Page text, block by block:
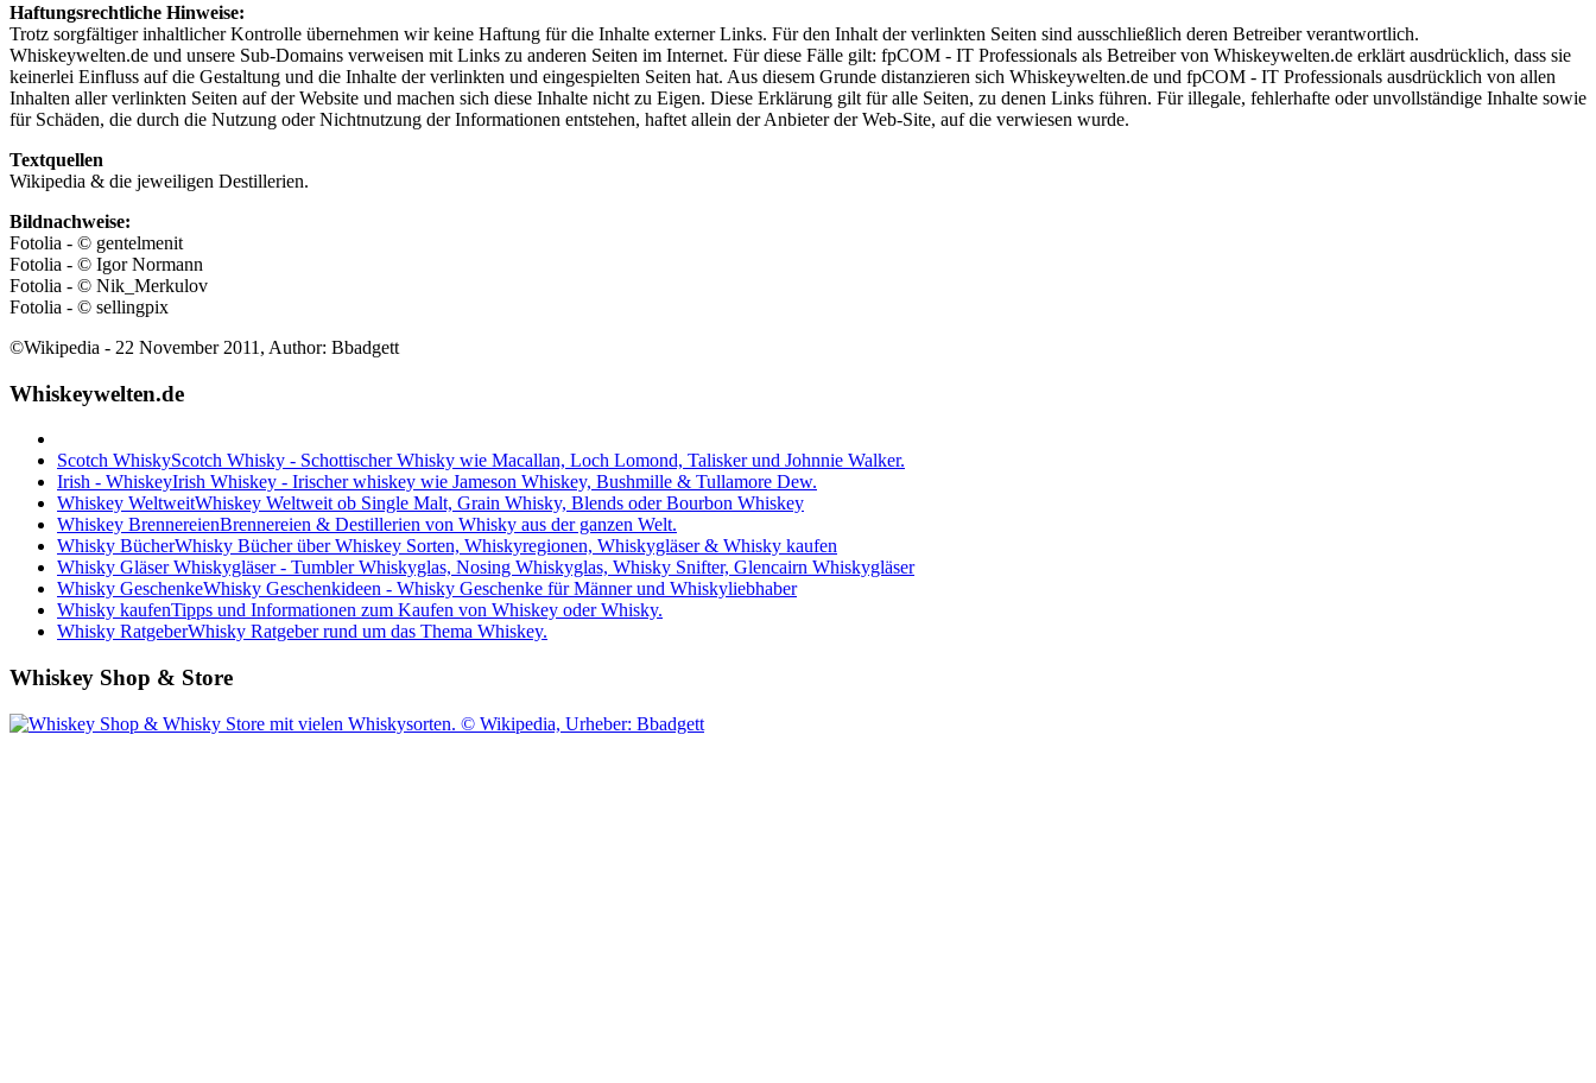
Haftungsrechtliche Hinweise:
Trotz sorgfältiger inhaltlicher Kontrolle übernehmen wir keine Haftung für die Inhalte externer Links. Für den Inhalt der verlinkten Seiten sind ausschließlich deren Betreiber verantwortlich.
Whiskeywelten.de und unsere Sub-Domains verweisen mit Links zu anderen Seiten im Internet. Für diese Fälle gilt: fpCOM - IT Professionals als Betreiber von Whiskeywelten.de erklärt ausdrücklich, dass sie
keinerlei Einfluss auf die Gestaltung und die Inhalte der verlinkten und eingespielten Seiten hat. Aus diesem Grunde distanzieren sich Whiskeywelten.de und fpCOM - IT Professionals ausdrücklich von allen
Inhalten aller verlinkten Seiten auf der Website und machen sich diese Inhalte nicht zu Eigen. Diese Erklärung gilt für alle Seiten, zu denen Links führen. Für illegale, fehlerhafte oder unvollständige Inhalte sowie
für Schäden, die durch die Nutzung oder Nichtnutzung der Informationen entstehen, haftet allein der Anbieter der Web-Site, auf die verwiesen wurde.
Textquellen
Wikipedia & die jeweiligen Destillerien.
Bildnachweise:
Fotolia - © gentelmenit
Fotolia - © Igor Normann
Fotolia - © Nik_Merkulov
Fotolia - © sellingpix
©Wikipedia - 22 November 2011, Author: Bbadgett
Whiskeywelten.de
Scotch WhiskyScotch Whisky - Schottischer Whisky wie Macallan, Loch Lomond, Talisker und Johnnie Walker.
Irish - WhiskeyIrish Whiskey - Irischer whiskey wie Jameson Whiskey, Bushmille & Tullamore Dew.
Whiskey WeltweitWhiskey Weltweit ob Single Malt, Grain Whisky, Blends oder Bourbon Whiskey
Whiskey BrennereienBrennereien & Destillerien von Whisky aus der ganzen Welt.
Whisky BücherWhisky Bücher über Whiskey Sorten, Whiskyregionen, Whiskygläser & Whisky kaufen
Whisky GläserWhiskygläser - Tumbler Whiskyglas, Nosing Whiskyglas, Whisky Snifter, Glencairn Whiskygläser
Whisky GeschenkeWhisky Geschenkideen - Whisky Geschenke für Männer und Whiskyliebhaber
Whisky kaufenTipps und Informationen zum Kaufen von Whiskey oder Whisky.
Whisky RatgeberWhisky Ratgeber rund um das Thema Whiskey.
Whiskey Shop & Store